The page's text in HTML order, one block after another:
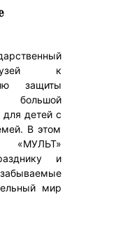
к
защиты
детей с
В этом
и
мир